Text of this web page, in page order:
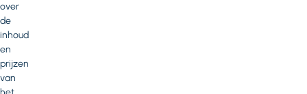
over
de
inhoud
en
prijzen
van